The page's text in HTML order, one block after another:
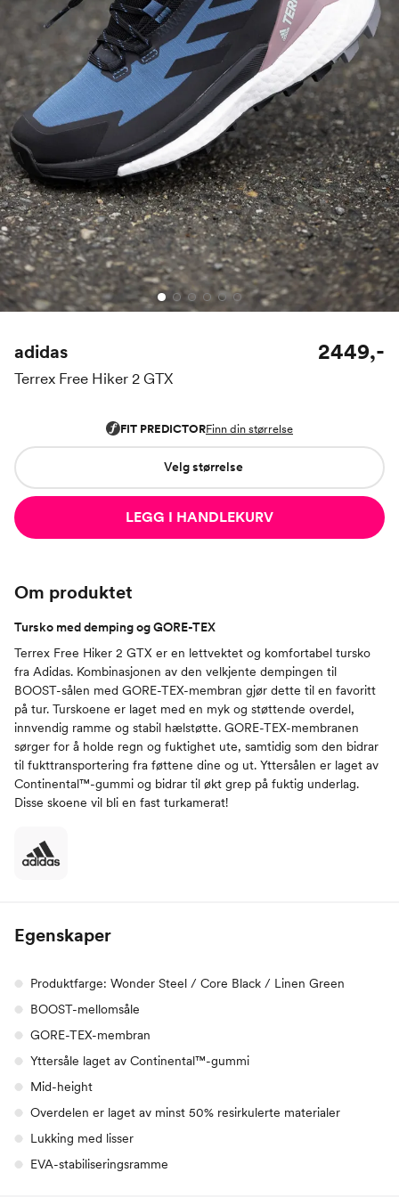
adidas
Terrex Free Hiker 2 GTX
2449,-
Velg størrelse
LEGG I HANDLEKURV
Om produktet
Tursko med demping og GORE-TEX
Terrex Free Hiker 2 GTX er en lettvektet og komfortabel tursko
fra Adidas. Kombinasjonen av den velkjente dempingen til
BOOST-sålen med GORE-TEX-membran gjør dette til en favoritt
på tur. Turskoene er laget med en myk og støttende overdel,
innvendig ramme og stabil hælstøtte. GORE-TEX-membranen
sørger for å holde regn og fuktighet ute, samtidig som den bidrar
til fukttransportering fra føttene dine og ut. Yttersålen er laget av
Continental™-gummi og bidrar til økt grep på fuktig underlag.
Disse skoene vil bli en fast turkamerat!
Egenskaper
Produktfarge: Wonder Steel / Core Black / Linen Green
BOOST-mellomsåle
GORE-TEX-membran
Yttersåle laget av Continental™-gummi
Mid-height
Overdelen er laget av minst 50% resirkulerte materialer
Lukking med lisser
EVA-stabiliseringsramme